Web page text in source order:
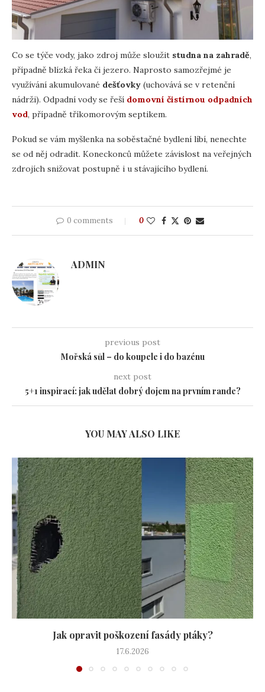
Co se týče vody, jako zdroj může sloužit studna na zahradě,
případně blízká řeka či jezero. Naprosto samozřejmé je
využívání akumulované dešťovky (uchovává se v retenční
nádrži). Odpadní vody se řeší domovní čistírnou odpadních
vod, případně tříkomorovým septikem.
Pokud se vám myšlenka na soběstačné bydlení líbí, nenechte
se od něj odradit. Koneckonců můžete závislost na veřejných
zdrojích snižovat postupně i u stávajícího bydlení.
0 comments 0
ADMIN
previous post
Mořská sůl – do koupele i do bazénu
next post
5+1 inspirací: jak udělat dobrý dojem na prvním rande?
YOU MAY ALSO LIKE
Jak opravit poškození fasády ptáky?
17.6.2026